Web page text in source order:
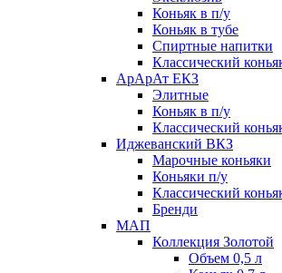
Коньяк в п/у
Коньяк в тубе
Спиртные напитки
Классический
АрАрАт ЕКЗ
Элитные
Коньяк в п/у
Классический
Иджеванский ВКЗ
Марочные коньяки
Коньяки п/у
Классический
Бренди
МАП
Коллекция Золотой
Объем 0,5 л